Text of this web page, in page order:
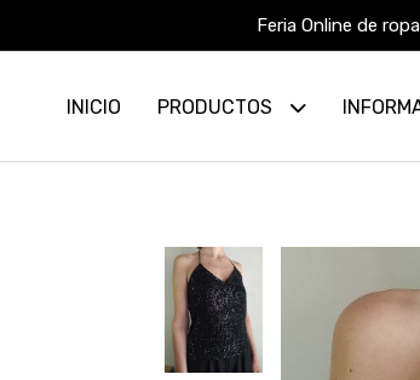
Feria Online de
INICIO PRODUCTOS